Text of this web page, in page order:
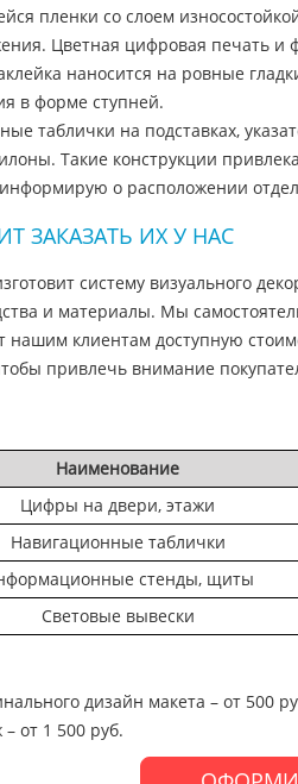
пленки со слоем
Цветная цифровая печать и
наносится на ровные
в форме ступней.
таблички на подставках,
Такие конструкции
о расположении
ЗАКАЗАТЬ ИХ У НАС
систему визуального
и материалы. Мы
нашим клиентам доступную
привлечь внимание
Наименование
Цифры на двери, этажи
Навигационные таблички
стенды, щиты
Световые вывески
дизайн макета – от 500
от 1 500 руб.